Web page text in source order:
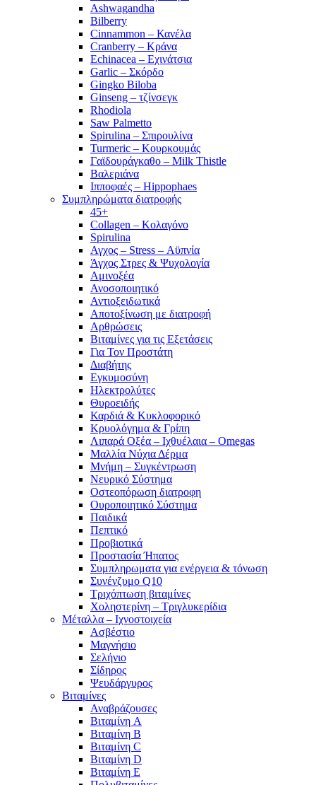
Ashwagandha
Bilberry
Cinnammon – Κανέλα
Cranberry – Κράνα
Echinacea – Εχινάτσια
Garlic – Σκόρδο
Gingko Biloba
Ginseng – τζίνσεγκ
Rhodiola
Saw Palmetto
Spirulina – Σπιρουλίνα
Turmeric – Κουρκουμάς
Γαϊδουράγκαθο – Milk Thistle
Βαλεριάνα
Ιπποφαές – Hippophaes
Συμπληρώματα διατροφής
45+
Collagen – Κολαγόνο
Spirulina
Αγχος – Stress – Αϋπνία
Άγχος Στρες & Ψυχολογία
Αμινοξέα
Ανοσοποιητικό
Αντιοξειδωτικά
Αποτοξίνωση με διατροφή
Αρθρώσεις
Βιταμίνες για τις Εξετάσεις
Για Τον Προστάτη
Διαβήτης
Εγκυμοσύνη
Ηλεκτρολύτες
Θυροειδής
Καρδιά & Κυκλοφορικό
Κρυολόγημα & Γρίπη
Λιπαρά Οξέα – Ιχθυέλαια – Omegas
Μαλλία Νύχια Δέρμα
Μνήμη – Συγκέντρωση
Νευρικό Σύστημα
Οστεοπόρωση διατροφη
Ουροποιητικό Σύστημα
Παιδικά
Πεπτικό
Προβιοτικά
Προστασία Ήπατος
Συμπληρωματα για ενέργεια & τόνωση
Συνένζυμο Q10
Τριχόπτωση βιταμίνες
Χοληστερίνη – Τριγλυκερίδια
Μέταλλα – Ιχνοστοιχεία
Ασβέστιο
Μαγνήσιο
Σελήνιο
Σίδηρος
Ψευδάργυρος
Βιταμίνες
Αναβράζουσες
Βιταμίνη A
Βιταμίνη B
Βιταμίνη C
Βιταμίνη D
Βιταμίνη E